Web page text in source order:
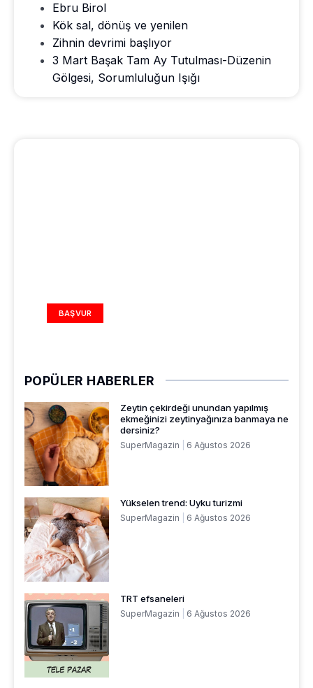
Ebru Birol
Kök sal, dönüş ve yenilen
Zihnin devrimi başlıyor
3 Mart Başak Tam Ay Tutulması-Düzenin
Gölgesi, Sorumluluğun Işığı
BAŞVUR
POPÜLER HABERLER
Zeytin çekirdeği unundan yapılmış
ekmeğinizi zeytinyağınıza banmaya ne
dersiniz?
SuperMagazin 6 Ağustos 2026
Yükselen trend: Uyku turizmi
SuperMagazin 6 Ağustos 2026
TRT efsaneleri
SuperMagazin 6 Ağustos 2026